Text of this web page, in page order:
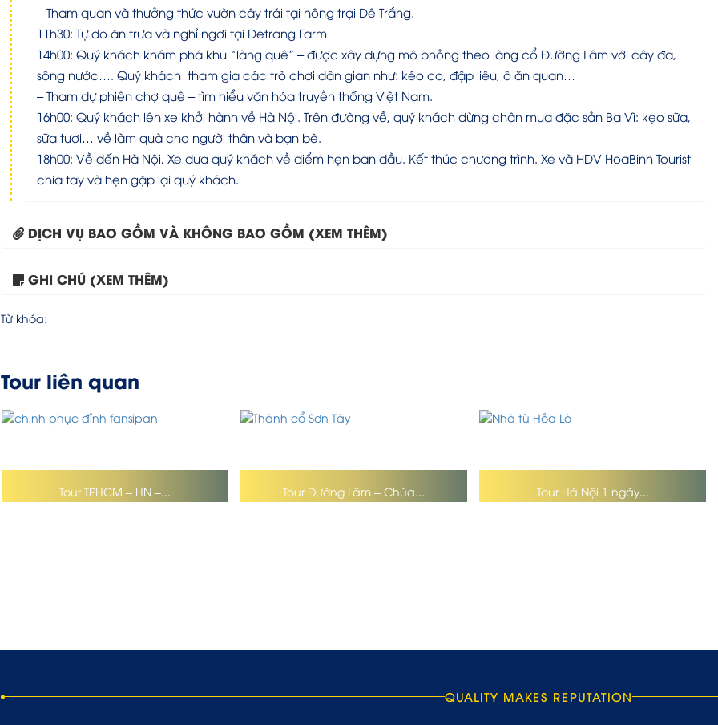
– Tham quan và thưởng thức vườn cây trái tại nông trại Dê Trắng.
11h30: Tự do ăn trưa và nghỉ ngơi tại Detrang Farm
14h00: Quý khách khám phá khu “làng quê” – được xây dựng mô phỏng theo làng cổ Đường Lâm với cây đa,
sông nước…. Quý khách tham gia các trò chơi dân gian như: kéo co, đập liêu, ô ăn quan…
– Tham dự phiên chợ quê – tìm hiểu văn hóa truyền thống Việt Nam.
16h00: Quý khách lên xe khởi hành về Hà Nội. Trên đường về, quý khách dừng chân mua đặc sản Ba Vì: kẹo sữa,
sữa tươi… về làm quà cho người thân và bạn bè.
18h00: Về đến Hà Nội, Xe đưa quý khách về điểm hẹn ban đầu. Kết thúc chương trình. Xe và HDV HoaBinh Tourist
chia tay và hẹn gặp lại quý khách.
DỊCH VỤ BAO GỒM VÀ KHÔNG BAO GỒM (XEM THÊM)
GHI CHÚ (XEM THÊM)
Từ khóa:
Tour liên quan
Tour TPHCM – HN –... Tour Đường Lâm – Chùa... Tour Hà Nội 1 ngày...
QUALITY MAKES REPUTATION